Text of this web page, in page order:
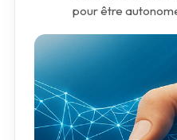
pour être